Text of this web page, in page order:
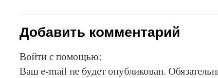
Добавить комментарий
Войти с помощью:
Ваш e-mail не будет опубликован.